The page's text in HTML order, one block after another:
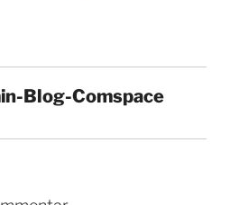
Blog-Comspace